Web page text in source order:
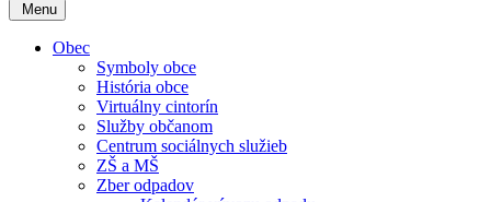
Menu
Obec
Symboly obce
História obce
Virtuálny cintorín
Služby občanom
Centrum sociálnych služieb
ZŠ a MŠ
Zber odpadov